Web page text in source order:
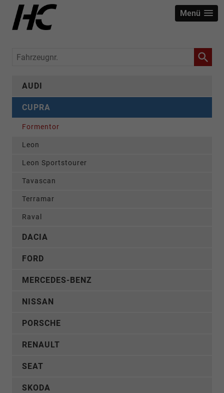
Menü
Fahrzeugnr.
AUDI
CUPRA
Formentor
Leon
Leon Sportstourer
Tavascan
Terramar
Raval
DACIA
FORD
MERCEDES-BENZ
NISSAN
PORSCHE
RENAULT
SEAT
SKODA